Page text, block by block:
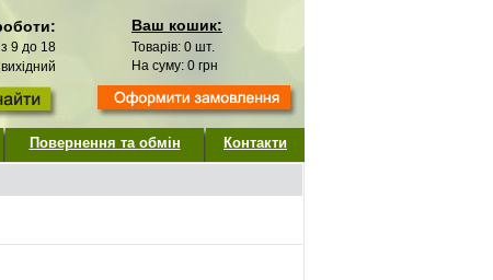
9 до 18
Ваш кошик:
Товарів: 0 шт.
На суму: 0 грн
Повернення та обмін Контакти